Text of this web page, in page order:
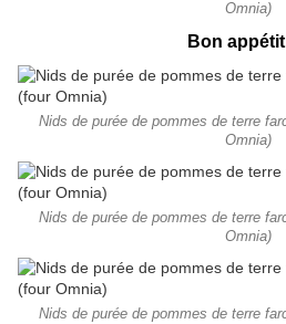
Omnia)
Bon
Nids de purée de pommes de terre
Omnia)
Nids de purée de pommes de terre
Omnia)
Nids de purée de pommes de terre